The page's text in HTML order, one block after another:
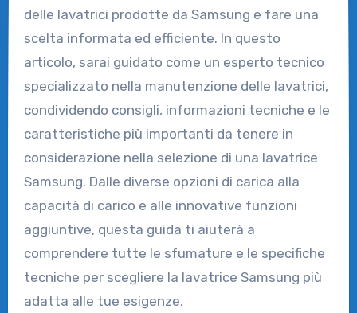
delle lavatrici prodotte da Samsung e fare una
scelta informata ed efficiente. In questo
articolo, sarai guidato come un esperto tecnico
specializzato nella manutenzione delle lavatrici,
condividendo consigli, informazioni tecniche e le
caratteristiche più importanti da tenere in
considerazione nella selezione di una lavatrice
Samsung. Dalle diverse opzioni di carica alla
capacità di carico e alle innovative funzioni
aggiuntive, questa guida ti aiuterà a
comprendere tutte le sfumature e le specifiche
tecniche per scegliere la lavatrice Samsung più
adatta alle tue esigenze.